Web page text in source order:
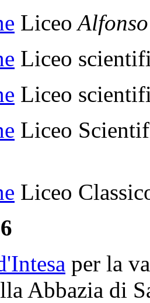
Liceo
Liceo
Liceo
Liceo
Liceo
per la
Abbazia di